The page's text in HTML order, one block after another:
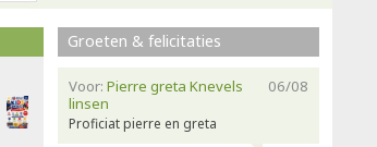
Groeten & felicitaties
06/08
Voor: Pierre greta Knevels
linsen
Proficiat pierre en greta